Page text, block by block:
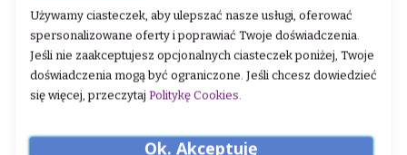
Sklep Jeździecki GNL
ul. Brukowa 10/3
91-341 Łódź
Polska
Dane firmy
Używamy ciasteczek, aby ulepszać nasze usługi, oferować
spersonalizowane oferty i poprawiać Twoje doświadczenia.
Jeśli nie zaakceptujesz opcjonalnych ciasteczek poniżej, Twoje
doświadczenia mogą być ograniczone. Jeśli chcesz dowiedzieć
się więcej, przeczytaj Politykę Cookies.
Ok. Akceptuję